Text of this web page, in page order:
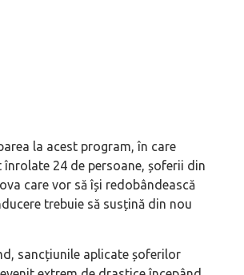
la acest program, în care
24 de persoane, șoferii din
care vor să își redobândească
trebuie să susțină din nou
sancțiunile aplicate șoferilor